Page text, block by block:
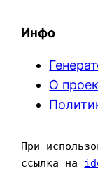
Инфо
О
При
ссылка на